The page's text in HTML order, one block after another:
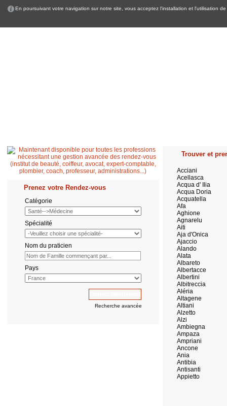
En poursuivant votre navigation sur notre site, vous acceptez l'installation et l'utilisation
Prenez votre Rendez-vous
Catégorie
Spécialité
Nom du praticien
Pays
Recherche avancée
Trouver et
Acciani
Acellasca
Acqua d' Ilia
Acqua Doria
Acquatella
Afa
Aghione
Agnarelu
Aiti
Aja d'Onica
Ajaccio
Alando
Alata
Albareto
Albertacce
Albertini
Albitreccia
Aléria
Altagene
Altiani
Alzetto
Alzi
Ambiegna
Ampaza
Ampriani
Ancone
Ania
Antibia
Antisanti
Appietto